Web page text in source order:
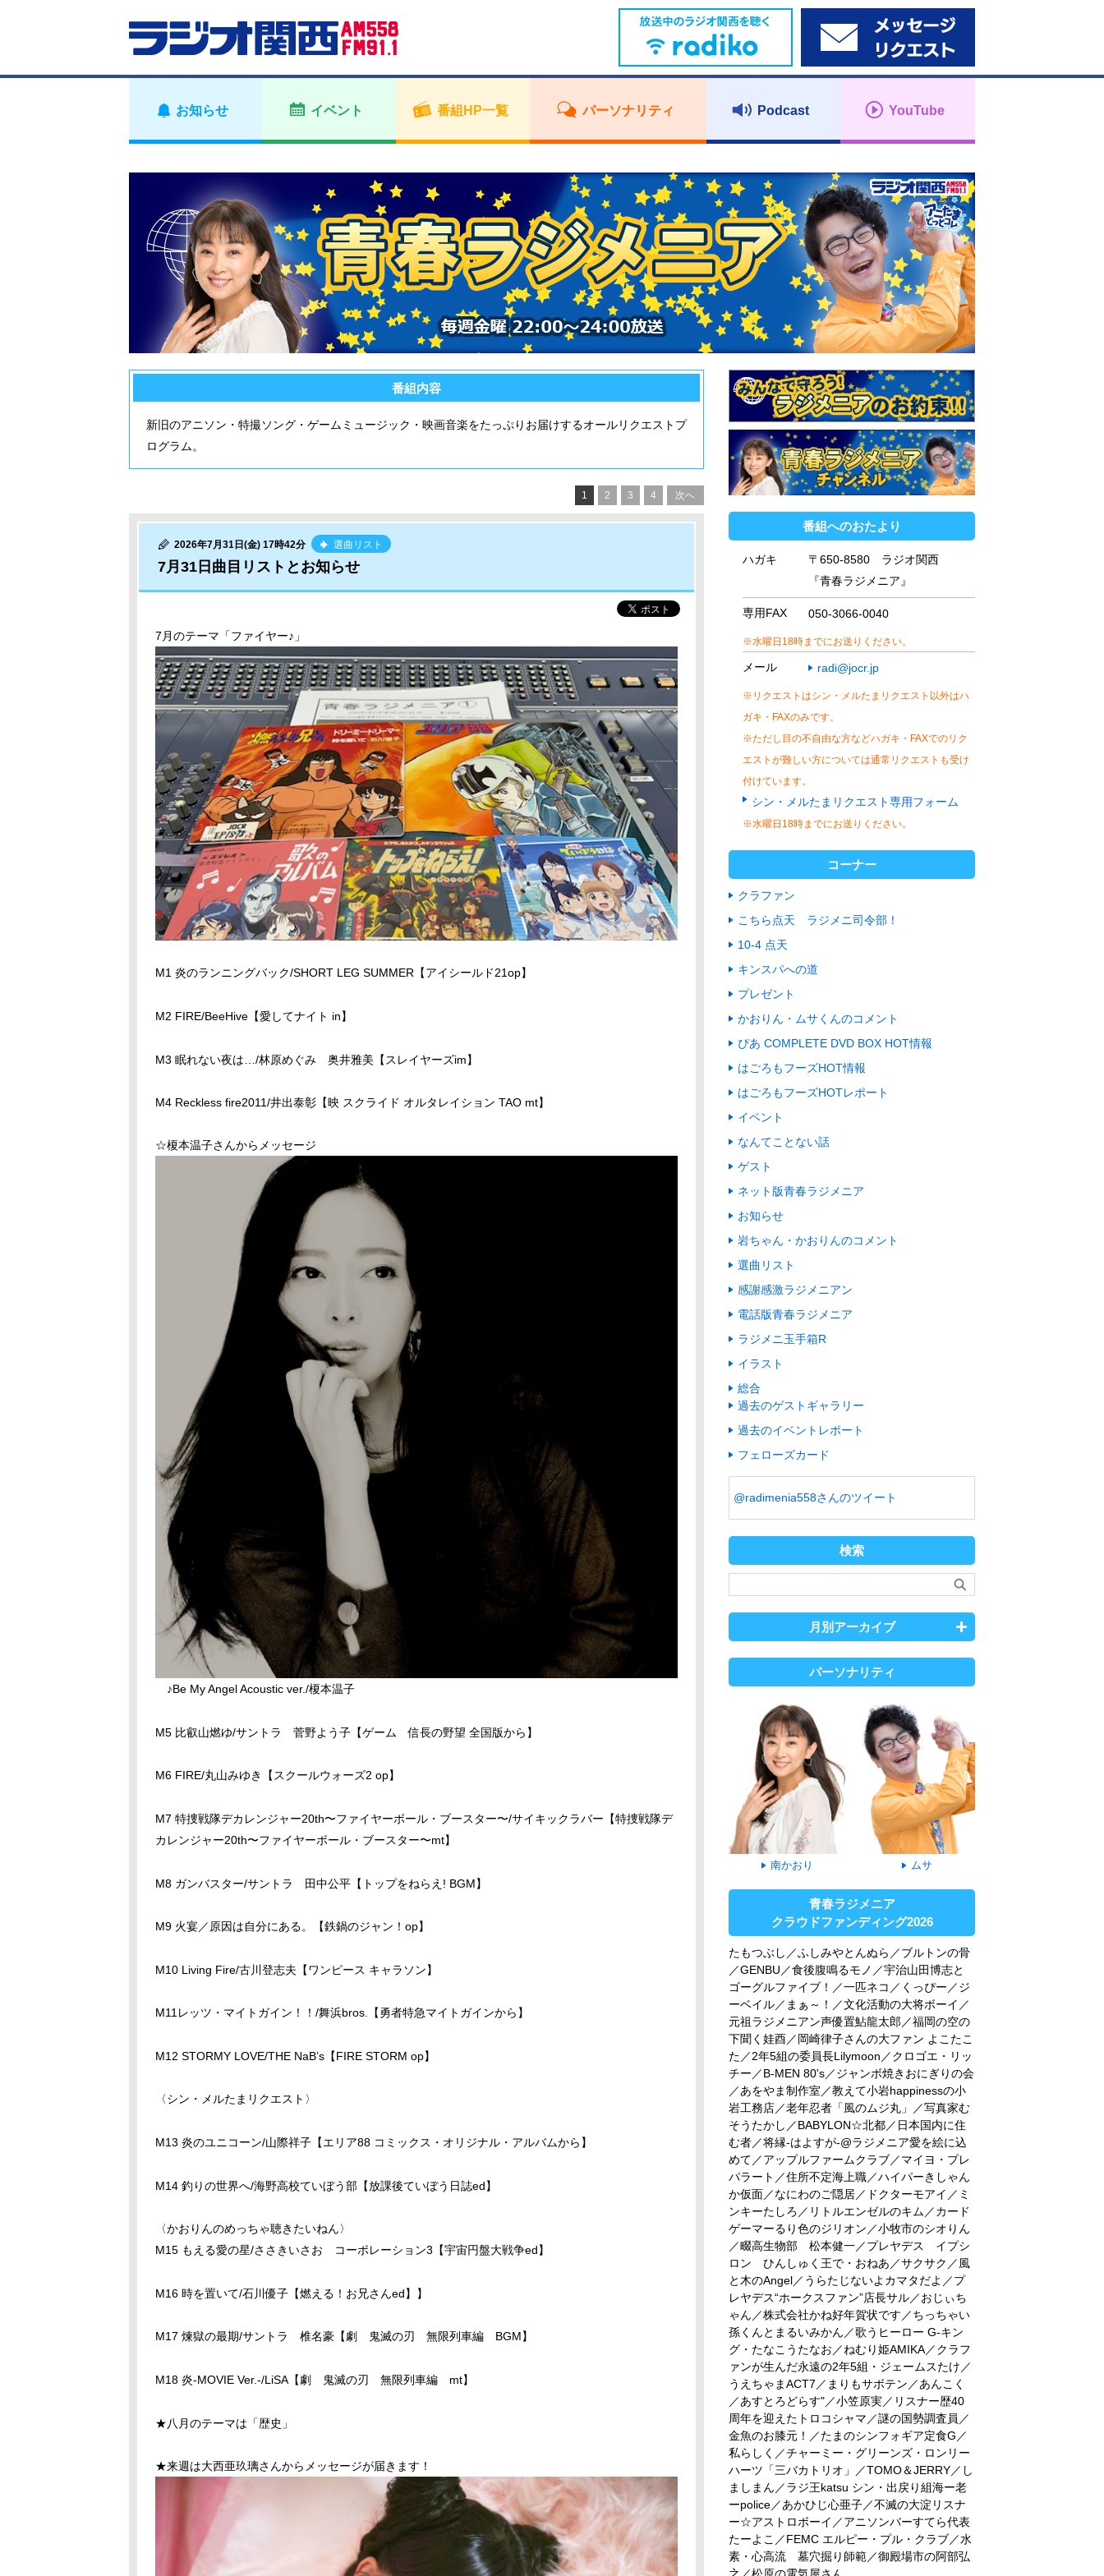
お知らせ イベント 番組HP一覧 パーソナリティ Podcast YouTube
番組内容
新旧のアニソン・特撮ソング・ゲームミュージック・映画音楽をたっぷりお届けするオールリクエストプ
ログラム。
1 2 3 4 次へ
2026年7月31日(金) 17時42分 選曲リスト
7月31日曲目リストとお知らせ
7月のテーマ「ファイヤー♪」
M1 炎のランニングバック/SHORT LEG SUMMER【アイシールド21op】
M2 FIRE/BeeHive【愛してナイト in】
M3 眠れない夜は…/林原めぐみ 奥井雅美【スレイヤーズim】
M4 Reckless fire2011/井出泰彰【映 スクライド オルタレイション TAO mt】
☆榎本温子さんからメッセージ
♪Be My Angel Acoustic ver./榎本温子
M5 比叡山燃ゆ/サントラ 菅野よう子【ゲーム 信長の野望 全国版から】
M6 FIRE/丸山みゆき【スクールウォーズ2 op】
M7 特捜戦隊デカレンジャー20th〜ファイヤーボール・ブースター〜/サイキックラバー【特捜戦隊デ
カレンジャー20th〜ファイヤーボール・ブースター〜mt】
M8 ガンバスター/サントラ 田中公平【トップをねらえ! BGM】
M9 火宴／原因は自分にある。【鉄鍋のジャン！op】
M10 Living Fire/古川登志夫【ワンピース キャラソン】
M11レッツ・マイトガイン！！/舞浜bros.【勇者特急マイトガインから】
M12 STORMY LOVE/THE NaB’s【FIRE STORM op】
〈シン・メルたまリクエスト〉
M13 炎のユニコーン/山際祥子【エリア88 コミックス・オリジナル・アルバムから】
M14 釣りの世界へ/海野高校ていぼう部【放課後ていぼう日誌ed】
〈かおりんのめっちゃ聴きたいねん〉
M15 もえる愛の星/ささきいさお コーポレーション3【宇宙円盤大戦争ed】
M16 時を置いて/石川優子【燃える！お兄さんed】】
M17 煉獄の最期/サントラ 椎名豪【劇 鬼滅の刃 無限列車編 BGM】
M18 炎-MOVIE Ver.-/LiSA【劇 鬼滅の刃 無限列車編 mt】
★八月のテーマは「歴史」
★来週は大西亜玖璃さんからメッセージが届きます！
番組へのおたより
ハガキ
〒650-8580 ラジオ関西
『青春ラジメニア』
専用FAX 050-3066-0040
※水曜日18時までにお送りください。
メール radi@jocr.jp
※リクエストはシン・メルたまリクエスト以外はハ
ガキ・FAXのみです。
※ただし目の不自由な方などハガキ・FAXでのリク
エストが難しい方については通常リクエストも受け
付けています。
シン・メルたまリクエスト専用フォーム
※水曜日18時までにお送りください。
コーナー
クラファン
こちら点天 ラジメニ司令部！
10-4 点天
キンスパへの道
プレゼント
かおりん・ムサくんのコメント
ぴあ COMPLETE DVD BOX HOT情報
はごろもフーズHOT情報
はごろもフーズHOTレポート
イベント
なんてことない話
ゲスト
ネット版青春ラジメニア
お知らせ
岩ちゃん・かおりんのコメント
選曲リスト
感謝感激ラジメニアン
電話版青春ラジメニア
ラジメニ玉手箱R
イラスト
総合
過去のゲストギャラリー
過去のイベントレポート
フェローズカード
@radimenia558さんのツイート
検索
月別アーカイブ
パーソナリティ
南かおり ムサ
青春ラジメニア
クラウドファンディング2026
たもつぶし／ふしみやとんぬら／ブルトンの骨
／GENBU／食後腹鳴るモノ／宇治山田博志と
ゴーグルファイブ！／一匹ネコ／くっぴー／ジ
ーベイル／まぁ～！／文化活動の大将ボーイ／
元祖ラジメニアン声優置鮎龍太郎／福岡の空の
下聞く娃酉／岡崎律子さんの大ファン よこたこ
た／2年5組の委員長Lilymoon／クロゴエ・リッ
チー／B-MEN 80's／ジャンボ焼きおにぎりの会
／あをやま制作室／教えて小岩happinessの小
岩工務店／老年忍者「風のムジ丸」／写真家む
そうたかし／BABYLON☆北都／日本国内に住
む者／将縁-はよすが-@ラジメニア愛を絵に込
めて／アップルファームクラブ／マイヨ・プレ
パラート／住所不定海上職／ハイパーきしゃん
か仮面／なにわのご隠居／ドクターモアイ／ミ
ンキーたしろ／リトルエンゼルのキム／カード
ゲーマーるり色のジリオン／小牧市のシオりん
／畷高生物部 松本健一／プレヤデス イプシ
ロン ひんしゅく王で・おねあ／サクサク／風
と木のAngel／うらたじないよカマタだよ／プ
レヤデス“ホークスファン”店長サル／おじぃち
ゃん／株式会社かね好年賀状です／ちっちゃい
孫くんとまるいみかん／歌うヒーロー G-キン
グ・たなこうたなお／ねむり姫AMIKA／クラフ
ァンが生んだ永遠の2年5組・ジェームスたけ／
うえちゃまACT7／まりもサボテン／あんこく
／あすとろどらす"／小笠原実／リスナー歴40
周年を迎えたトロコシャマ／謎の国勢調査員／
金魚のお膝元！／たまのシンフォギア定食G／
私らしく／チャーミー・グリーンズ・ロンリー
ハーツ「三バカトリオ」／TOMO＆JERRY／し
ましまん／ラジ王katsu シン・出戻り組海ー老
ーpolice／あかひじ心亜子／不滅の大淀リスナ
ー☆アストロボーイ／アニソンバーすてら代表
たーよこ／FEMC エルピー・プル・クラブ／水
素・心高流 墓穴掘り師範／御殿場市の阿部弘